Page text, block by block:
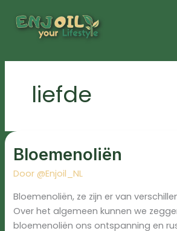
naar
liefde
Bloemenoliën
Door@Enjoil_NL
Bloemenoliën, ze zijn er van
Over het algemeen kunnen we
bloemenoliën ons ontspanning en